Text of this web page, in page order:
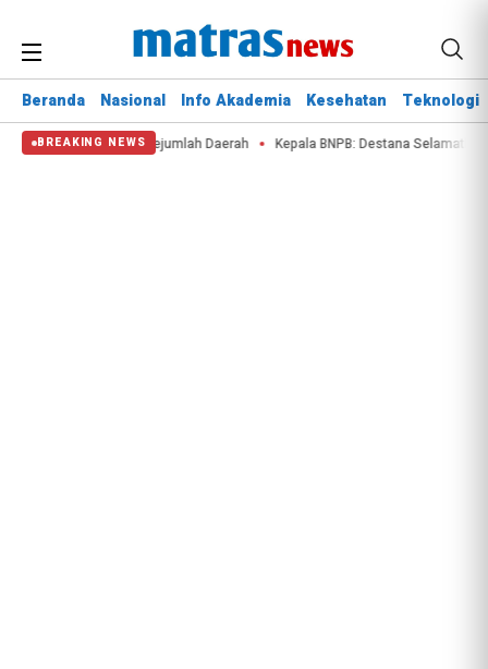
Beranda Nasional Info Akademia Kesehatan Teknologi
BREAKING NEWS
Lahan di Sejumlah Daerah Kepala BNPB: Destana Selamatkan